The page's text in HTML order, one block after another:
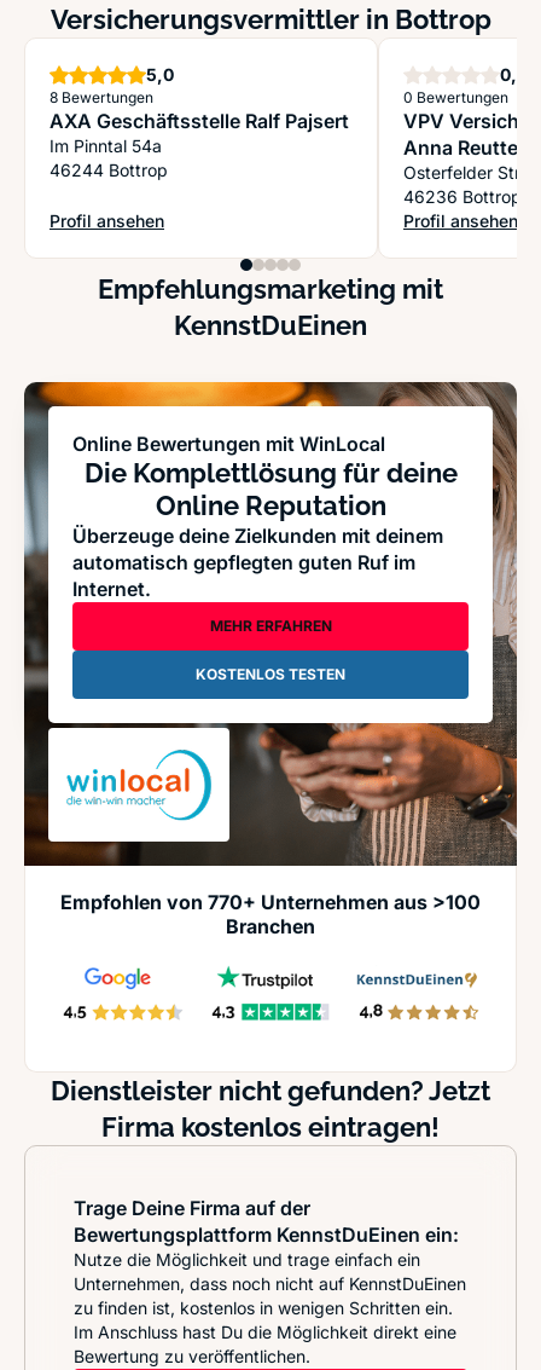
Versicherungsvermittler in Bottrop
5,0Sterne
8 Bewertungen
AXA Geschäftsstelle Ralf Pajsert
Im Pinntal 54a
46244 Bottrop
Profil ansehen
: AXA Geschäftsstelle Ralf Pajsert
0,0
0 Bewertungen
VPV
Anna Reutter
Osterfelder
46236 Bottrop
Profil ansehen
: VPV
Empfehlungsmarketing mit
KennstDuEinen
Online Bewertungen mit WinLocal
Die Komplettlösung für deine
Online Reputation
Überzeuge deine Zielkunden mit deinem
automatisch gepflegten guten Ruf im
Internet.
MEHR ERFAHREN
KOSTENLOS TESTEN
Empfohlen von 770+ Unternehmen aus >100
Branchen
Dienstleister nicht gefunden? Jetzt
Firma kostenlos eintragen!
Trage Deine Firma auf der
Bewertungsplattform KennstDuEinen ein:
Nutze die Möglichkeit und trage einfach ein
Unternehmen, dass noch nicht auf KennstDuEinen
zu finden ist, kostenlos in wenigen Schritten ein.
Im Anschluss hast Du die Möglichkeit direkt eine
Bewertung zu veröffentlichen.